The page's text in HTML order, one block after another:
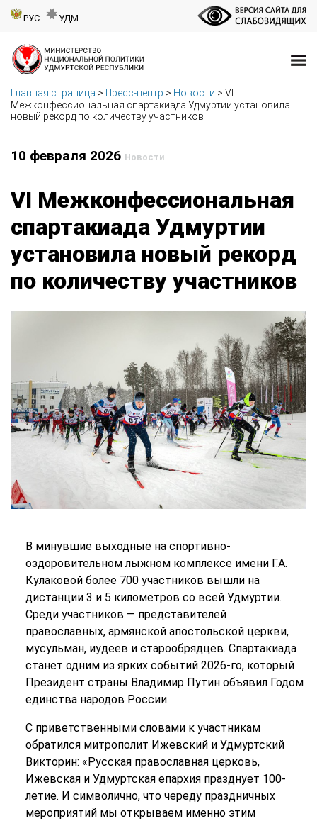
РУС УДМ
Главная страница > Пресс-центр > Новости > VI
Межконфессиональная спартакиада Удмуртии установила
новый рекорд по количеству участников
10 февраля 2026 Новости
VI Межконфессиональная
спартакиада Удмуртии
установила новый рекорд
по количеству участников
В минувшие выходные на спортивно-
оздоровительном лыжном комплексе имени Г.А.
Кулаковой более 700 участников вышли на
дистанции 3 и 5 километров со всей Удмуртии.
Среди участников — представителей
православных, армянской апостольской церкви,
мусульман, иудеев и старообрядцев. Спартакиада
станет одним из ярких событий 2026-го, который
Президент страны Владимир Путин объявил Годом
единства народов России.
С приветственными словами к участникам
обратился митрополит Ижевский и Удмуртский
Викторин: «Русская православная церковь,
Ижевская и Удмуртская епархия празднует 100-
летие. И символично, что череду праздничных
мероприятий мы открываем именно этим